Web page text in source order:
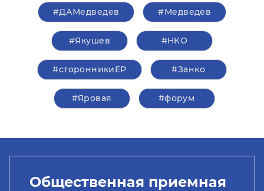
#ДАМедведев #Медведев
#Якушев #НКО
#сторонникиЕР #Занко
#Яровая #форум
Общественная приемная